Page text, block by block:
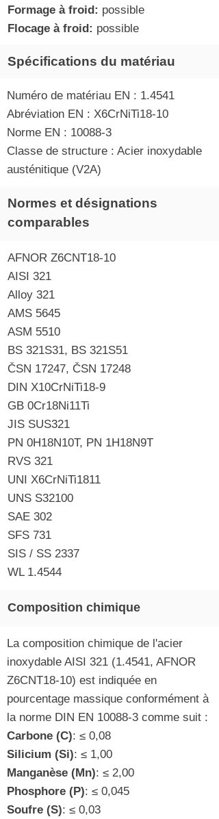
Formage à froid: possible
Flocage à froid: possible
Spécifications du matériau
Numéro de matériau EN : 1.4541
Abréviation EN : X6CrNiTi18-10
Norme EN : 10088-3
Classe de structure : Acier inoxydable
austénitique (V2A)
Normes et désignations
comparables
AFNOR Z6CNT18-10
AISI 321
Alloy 321
AMS 5645
ASM 5510
BS 321S31, BS 321S51
ČSN 17247, ČSN 17248
DIN X10CrNiTi18-9
GB 0Cr18Ni11Ti
JIS SUS321
PN 0H18N10T, PN 1H18N9T
RVS 321
UNI X6CrNiTi1811
UNS S32100
SAE 302
SFS 731
SIS / SS 2337
WL 1.4544
Composition chimique
La composition chimique de l'acier
inoxydable AISI 321 (1.4541, AFNOR
Z6CNT18-10) est indiquée en
pourcentage massique conformément à
la norme DIN EN 10088-3 comme suit :
Carbone (C): ≤ 0,08
Silicium (Si): ≤ 1,00
Manganèse (Mn): ≤ 2,00
Phosphore (P): ≤ 0,045
Soufre (S): ≤ 0,03